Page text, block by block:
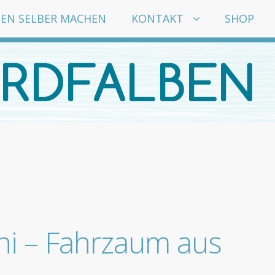
SELBER MACHEN KONTAKT SHOP
– Fahrzaum aus